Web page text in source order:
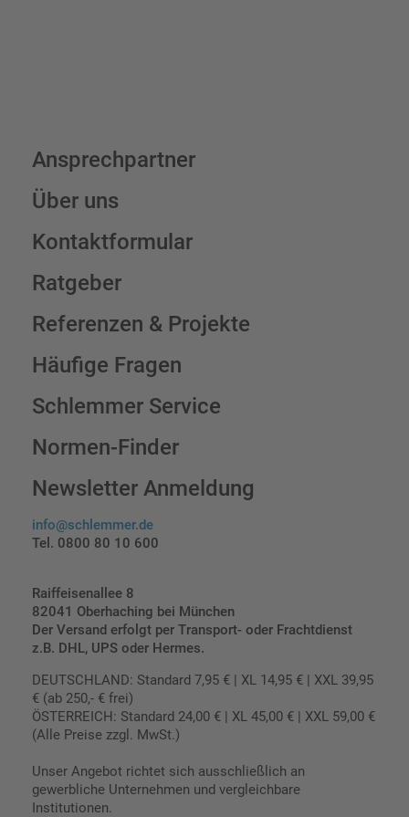
Ansprechpartner
Über uns
Kontaktformular
Ratgeber
Referenzen & Projekte
Häufige Fragen
Schlemmer Service
Normen-Finder
Newsletter Anmeldung
info@schlemmer.de
Tel. 0800 80 10 600
Raiffeisenallee 8
82041 Oberhaching bei München
Der Versand erfolgt per Transport- oder Frachtdienst
z.B. DHL, UPS oder Hermes.
DEUTSCHLAND: Standard 7,95 € | XL 14,95 € | XXL 39,95
€ (ab 250,- € frei)
ÖSTERREICH: Standard 24,00 € | XL 45,00 € | XXL 59,00 €
(Alle Preise zzgl. MwSt.)
Unser Angebot richtet sich ausschließlich an
gewerbliche Unternehmen und vergleichbare
Institutionen.